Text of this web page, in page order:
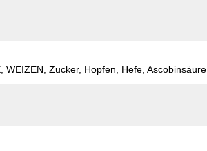
WEIZEN, Zucker, Hopfen, Hefe, Ascobinsäure